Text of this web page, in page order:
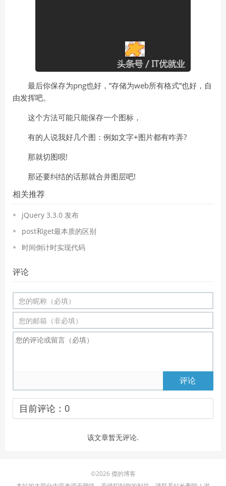
最后你保存为png也好，“存储为web所有格式”也好，自
由发挥吧。
这个方法可能只能保存一个图标，
有的人说我好几个图：例如文字+图片都有咋弄?
那就切图呗!
那还要纠结的话那就合并图层吧!
相关推荐
jQuery 3.3.0 发布
post和get最本质的区别
时间倒计时实现代码
评论
评论
目前评论： 0
该文章暂无评论.
©2026 傑的博客